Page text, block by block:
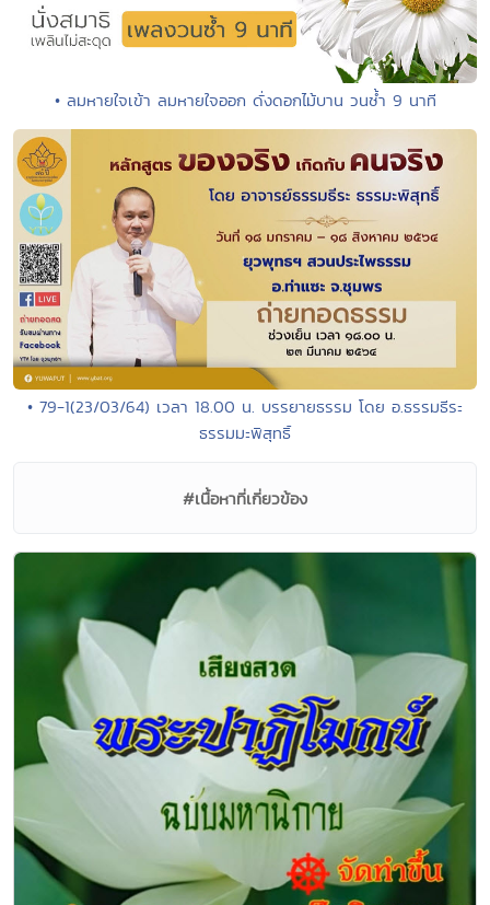
• ลมหายใจเข้า ลมหายใจออก ดั่งดอกไม้บาน วนซ้ำ 9 นาที
• 79-1(23/03/64) เวลา 18.00 น. บรรยายธรรม โดย อ.ธรรมธีระ
ธรรมมะพิสุทธิ์
#เนื้อหาที่เกี่ยวข้อง